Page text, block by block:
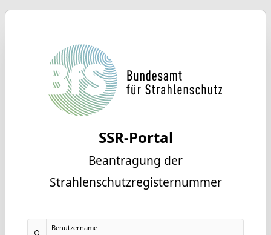
SSR-Portal
Beantragung der
Strahlenschutzregisternummer
Benutzername